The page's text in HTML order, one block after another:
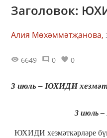
Заголовок:
Алия Мөхәммәтҗанова,
6649 0 0
3 июль – ЮХИДИ
3 июль
ЮХИДИ хезмәткәрләре